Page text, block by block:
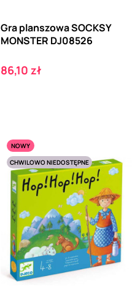
Gra planszowa SOCKSY
MONSTER DJ08526
Cena
86,10 zł
NOWY
CHWILOWO NIEDOSTĘPNE